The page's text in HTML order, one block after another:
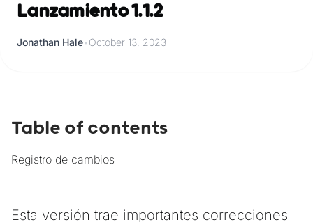
Lanzamiento 1.1.2
Jonathan Hale• October 13, 2023
Esta versión trae importantes correcciones
Table of contents
Registro de cambios